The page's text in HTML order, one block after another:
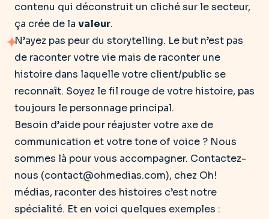
contenu qui déconstruit un cliché sur le secteur,
ça crée de la valeur.
N’ayez pas peur du storytelling. Le but n’est pas
de raconter votre vie mais de raconter une
histoire dans laquelle votre client/public se
reconnaît. Soyez le fil rouge de votre histoire, pas
toujours le personnage principal.
Besoin d’aide pour réajuster votre axe de
communication et votre tone of voice ? Nous
sommes là pour vous accompagner. Contactez-
nous (contact@ohmedias.com), chez Oh!
médias, raconter des histoires c’est notre
spécialité. Et en voici quelques exemples :